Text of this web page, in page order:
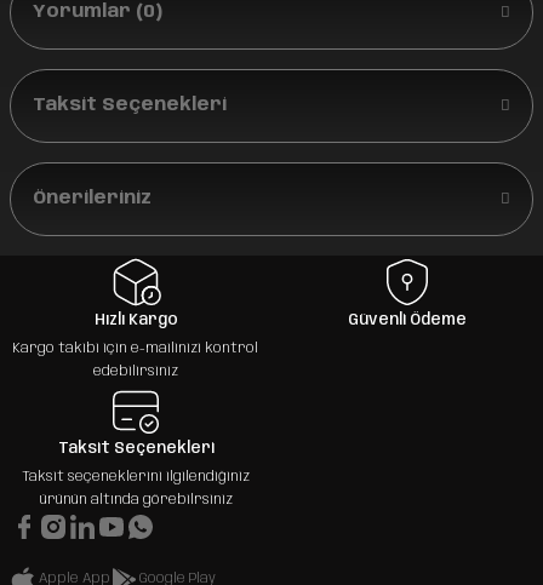
Yorumlar (0)
Taksit Seçenekleri
Önerileriniz
Hızlı Kargo
Kargo takibi için e-mailinizi kontrol
edebilirsiniz
Güvenli Ödeme
Taksit Seçenekleri
Taksit seçeneklerini ilgilendiğiniz
ürünün altında görebilrsiniz
Apple App Google Play